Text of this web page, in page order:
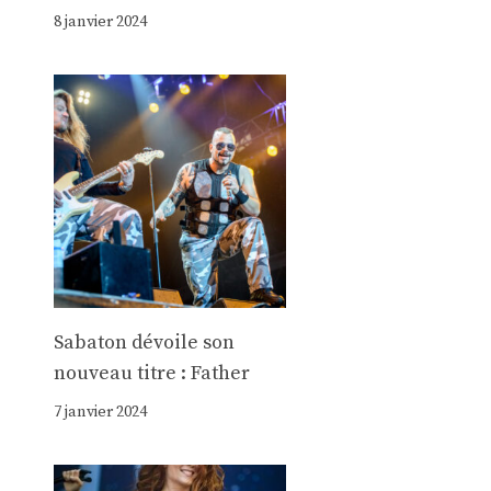
8 janvier 2024
Sabaton dévoile son
nouveau titre : Father
7 janvier 2024